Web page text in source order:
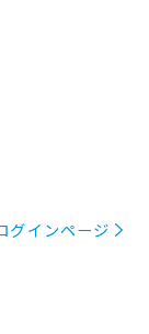
グインページ